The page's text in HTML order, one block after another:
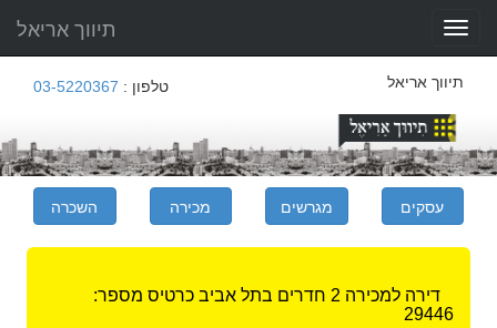
Toggle
navigation
תיווך אריאל
טלפון : 03-5220367 תיווך אריאל
דירה למכירה 2 חדרים בתל אביב
כרטיס מספר:
29446